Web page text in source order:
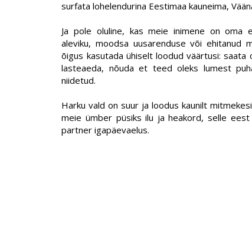
surfata lohelendurina Eestimaa kauneima,
Ja pole oluline, kas meie inimene on oma
aleviku, moodsa uusarenduse või ehitanud
õigus kasutada ühiselt loodud väärtusi:
lasteaeda, nõuda et teed oleks lumest
niidetud.
Harku vald on suur ja loodus kaunilt
meie ümber püsiks ilu ja heakord, selle eest
partner igapäevaelus.